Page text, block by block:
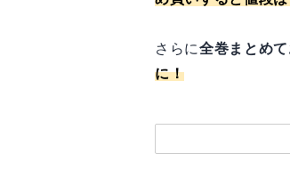
さらに全巻まとめ
に！